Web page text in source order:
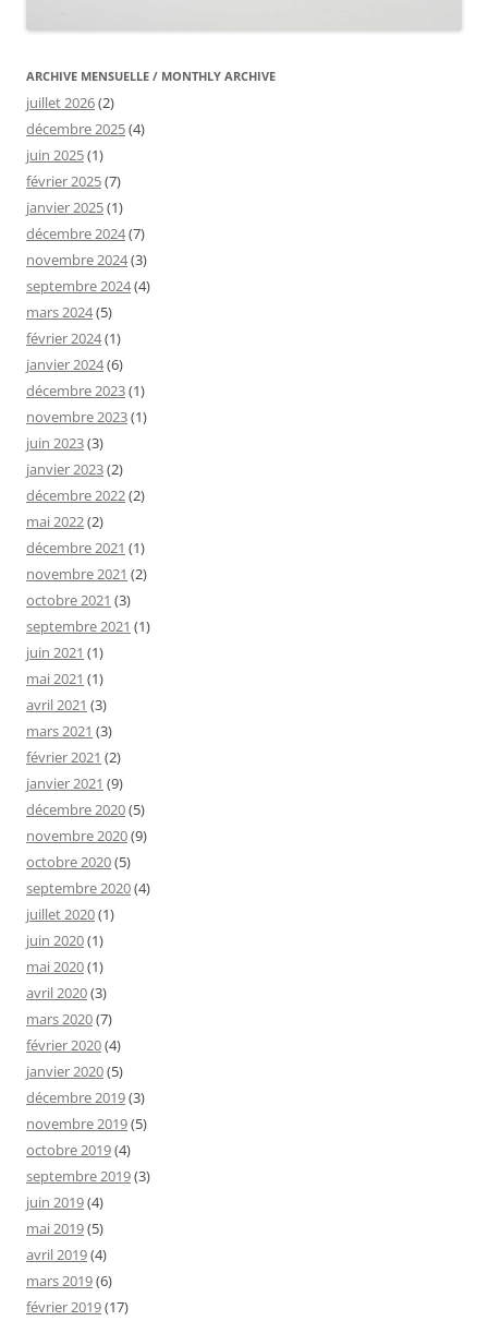
ARCHIVE MENSUELLE / MONTHLY ARCHIVE
juillet 2026(2)
décembre 2025(4)
juin 2025(1)
février 2025(7)
janvier 2025(1)
décembre 2024(7)
novembre 2024(3)
septembre 2024(4)
mars 2024(5)
février 2024(1)
janvier 2024(6)
décembre 2023(1)
novembre 2023(1)
juin 2023(3)
janvier 2023(2)
décembre 2022(2)
mai 2022(2)
décembre 2021 (1)
novembre 2021 (2)
octobre 2021 (3)
septembre 2021 (1)
juin 2021 (1)
mai 2021 (1)
avril 2021 (3)
mars 2021 (3)
février 2021 (2)
janvier 2021 (9)
décembre 2020(5)
novembre 2020(9)
octobre 2020(5)
septembre 2020(4)
juillet 2020(1)
juin 2020(1)
mai 2020(1)
avril 2020(3)
mars 2020(7)
février 2020(4)
janvier 2020(5)
décembre 2019(3)
novembre 2019(5)
octobre 2019(4)
septembre 2019(3)
juin 2019(4)
mai 2019(5)
avril 2019(4)
mars 2019(6)
février 2019(17)